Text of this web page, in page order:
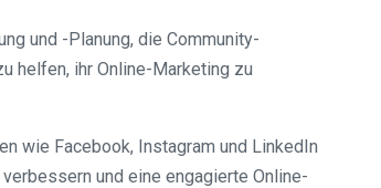
und -Planung, die Community-
helfen, ihr Online-Marketing zu
wie Facebook, Instagram und LinkedIn
und eine engagierte Online-